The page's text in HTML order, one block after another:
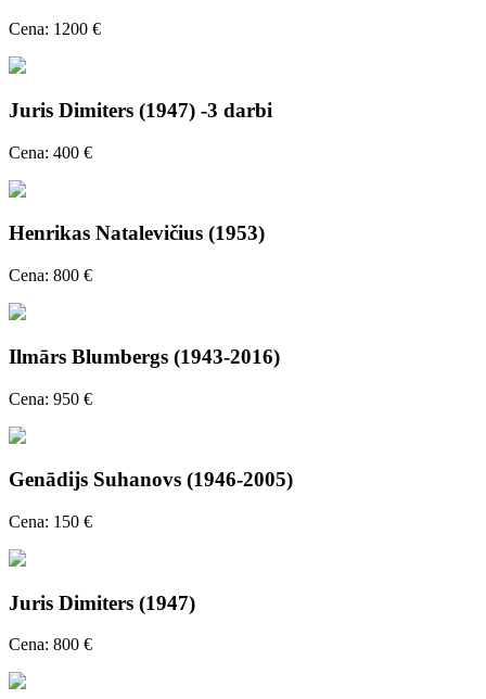
Cena: 1200 €
Juris Dimiters (1947) -3 darbi
Cena: 400 €
Henrikas Natalevičius (1953)
Cena: 800 €
Ilmārs Blumbergs (1943-2016)
Cena: 950 €
Genādijs Suhanovs (1946-2005)
Cena: 150 €
Juris Dimiters (1947)
Cena: 800 €